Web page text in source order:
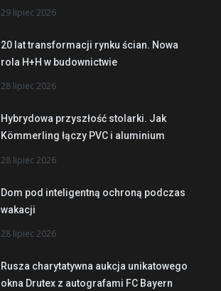
29 lipiec 2026
20 lat transformacji rynku ścian. Nowa
rola H+H w budownictwie
28 lipiec 2026
Hybrydowa przyszłość stolarki. Jak
Kömmerling łączy PVC i aluminium
28 lipiec 2026
Dom pod inteligentną ochroną podczas
wakacji
28 lipiec 2026
Rusza charytatywna aukcja unikatowego
okna Drutex z autografami FC Bayern